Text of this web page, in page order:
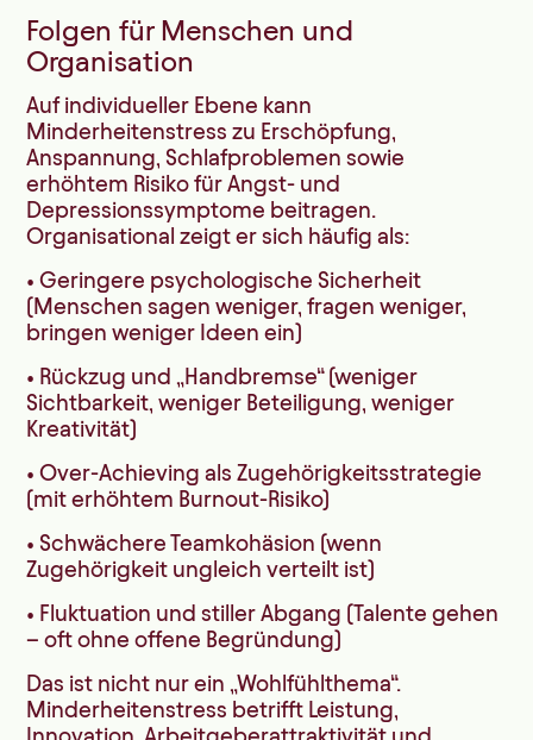
Folgen für Menschen und
Organisation
Auf individueller Ebene kann
Minderheitenstress zu Erschöpfung,
Anspannung, Schlafproblemen sowie
erhöhtem Risiko für Angst- und
Depressionssymptome beitragen.
Organisational zeigt er sich häufig als:
• Geringere psychologische Sicherheit
(Menschen sagen weniger, fragen weniger,
bringen weniger Ideen ein)
• Rückzug und „Handbremse“ (weniger
Sichtbarkeit, weniger Beteiligung, weniger
Kreativität)
• Over-Achieving als Zugehörigkeitsstrategie
(mit erhöhtem Burnout-Risiko)
• Schwächere Teamkohäsion (wenn
Zugehörigkeit ungleich verteilt ist)
• Fluktuation und stiller Abgang (Talente gehen
– oft ohne offene Begründung)
Das ist nicht nur ein „Wohlfühlthema“.
Minderheitenstress betrifft Leistung,